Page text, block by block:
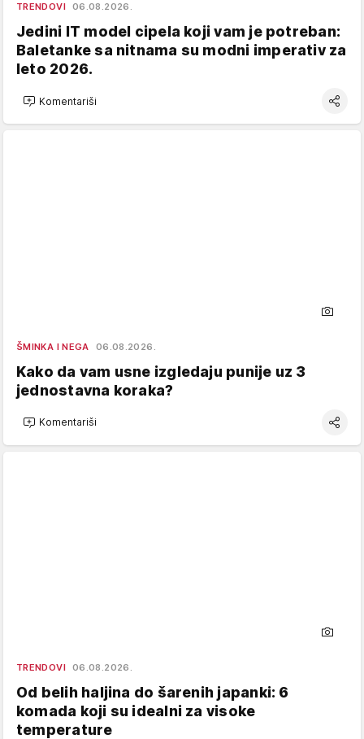
TRENDOVI 06.08.2026.
Jedini IT model cipela koji vam je potreban:
Baletanke sa nitnama su modni imperativ za
leto 2026.
Komentariši
ŠMINKA I NEGA 06.08.2026.
Kako da vam usne izgledaju punije uz 3
jednostavna koraka?
Komentariši
TRENDOVI 06.08.2026.
Od belih haljina do šarenih japanki: 6
komada koji su idealni za visoke
temperature